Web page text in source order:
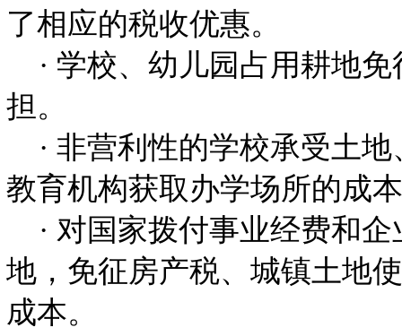
了相应的税收优惠。
· 学校、幼儿园占用耕地免
担。
· 非营利性的学校承受土地
教育机构获取办学场所的成
· 对国家拨付事业经费和企
地，免征房产税、城镇土地
成本。